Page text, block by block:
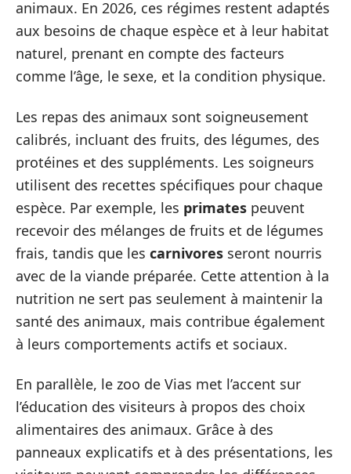
animaux. En 2026, ces régimes restent adaptés
aux besoins de chaque espèce et à leur habitat
naturel, prenant en compte des facteurs
comme l’âge, le sexe, et la condition physique.
Les repas des animaux sont soigneusement
calibrés, incluant des fruits, des légumes, des
protéines et des suppléments. Les soigneurs
utilisent des recettes spécifiques pour chaque
espèce. Par exemple, les primates peuvent
recevoir des mélanges de fruits et de légumes
frais, tandis que les carnivores seront nourris
avec de la viande préparée. Cette attention à la
nutrition ne sert pas seulement à maintenir la
santé des animaux, mais contribue également
à leurs comportements actifs et sociaux.
En parallèle, le zoo de Vias met l’accent sur
l’éducation des visiteurs à propos des choix
alimentaires des animaux. Grâce à des
panneaux explicatifs et à des présentations, les